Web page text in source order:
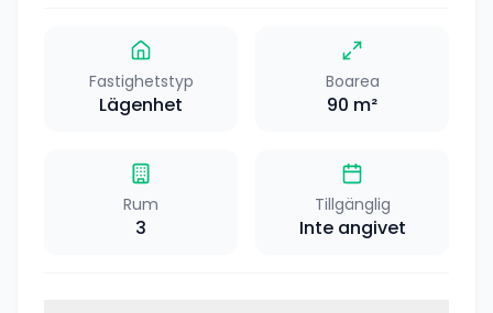
Fastighetstyp
Lägenhet
Boarea
90 m²
Rum
3
Tillgänglig
Inte angivet